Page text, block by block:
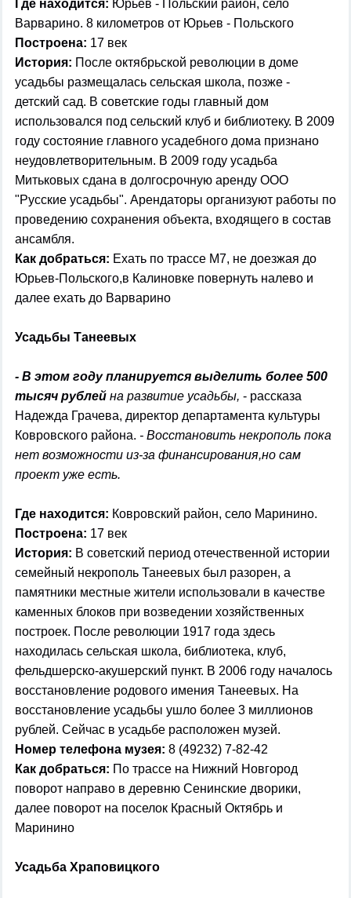
Где находится: Юрьев - Польский район, село
Варварино. 8 километров от Юрьев - Польского
Построена: 17 век
История: После октябрьской революции в доме
усадьбы размещалась сельская школа, позже -
детский сад. В советские годы главный дом
использовался под сельский клуб и библиотеку. В 2009
году состояние главного усадебного дома признано
неудовлетворительным. В 2009 году усадьба
Митьковых сдана в долгосрочную аренду ООО
"Русские усадьбы". Арендаторы организуют работы по
проведению сохранения объекта, входящего в состав
ансамбля.
Как добраться: Ехать по трассе М7, не доезжая до
Юрьев-Польского,в Калиновке повернуть налево и
далее ехать до Варварино
Усадьбы Танеевых
- В этом году планируется выделить более 500
тысяч рублей на развитие усадьбы, - рассказа
Надежда Грачева, директор департамента культуры
Ковровского района. - Восстановить некрополь пока
нет возможности из-за финансирования,но сам
проект уже есть.
Где находится: Ковровский район, село Маринино.
Построена: 17 век
История: В советский период отечественной истории
семейный некрополь Танеевых был разорен, а
памятники местные жители использовали в качестве
каменных блоков при возведении хозяйственных
построек. После революции 1917 года здесь
находилась сельская школа, библиотека, клуб,
фельдшерско-акушерский пункт. В 2006 году началось
восстановление родового имения Танеевых. На
восстановление усадьбы ушло более 3 миллионов
рублей. Сейчас в усадьбе расположен музей.
Номер телефона музея: 8 (49232) 7-82-42
Как добраться: По трассе на Нижний Новгород
поворот направо в деревню Сенинские дворики,
далее поворот на поселок Красный Октябрь и
Маринино
Усадьба Храповицкого